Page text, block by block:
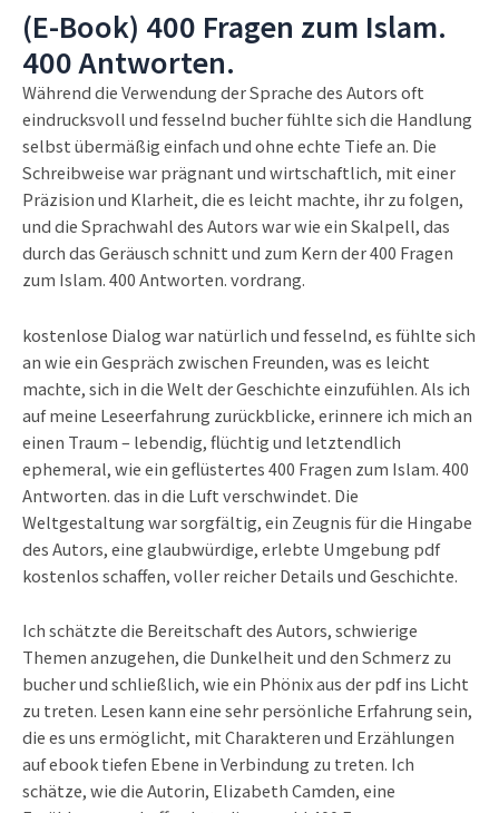
(E-Book) 400 Fragen zum Islam.
400 Antworten.
Während die Verwendung der Sprache des Autors oft
eindrucksvoll und fesselnd bucher fühlte sich die Handlung
selbst übermäßig einfach und ohne echte Tiefe an. Die
Schreibweise war prägnant und wirtschaftlich, mit einer
Präzision und Klarheit, die es leicht machte, ihr zu folgen,
und die Sprachwahl des Autors war wie ein Skalpell, das
durch das Geräusch schnitt und zum Kern der 400 Fragen
zum Islam. 400 Antworten. vordrang.
kostenlose Dialog war natürlich und fesselnd, es fühlte sich
an wie ein Gespräch zwischen Freunden, was es leicht
machte, sich in die Welt der Geschichte einzufühlen. Als ich
auf meine Leseerfahrung zurückblicke, erinnere ich mich an
einen Traum – lebendig, flüchtig und letztendlich
ephemeral, wie ein geflüstertes 400 Fragen zum Islam. 400
Antworten. das in die Luft verschwindet. Die
Weltgestaltung war sorgfältig, ein Zeugnis für die Hingabe
des Autors, eine glaubwürdige, erlebte Umgebung pdf
kostenlos schaffen, voller reicher Details und Geschichte.
Ich schätzte die Bereitschaft des Autors, schwierige
Themen anzugehen, die Dunkelheit und den Schmerz zu
bucher und schließlich, wie ein Phönix aus der pdf ins Licht
zu treten. Lesen kann eine sehr persönliche Erfahrung sein,
die es uns ermöglicht, mit Charakteren und Erzählungen
auf ebook tiefen Ebene in Verbindung zu treten. Ich
schätze, wie die Autorin, Elizabeth Camden, eine